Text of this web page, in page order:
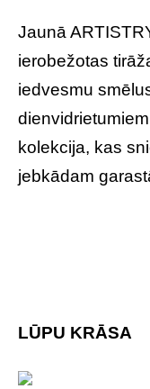
Jaunā
ierobežotas
iedvesmu
kolekcija, kas
jebkādam
LŪPU KRĀSA